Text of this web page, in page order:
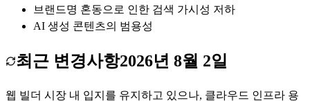
브랜드명 혼동으로 인한 검색 가시성 저하
AI 생성 콘텐츠의 범용성
최근 변경사항2026년 8월 2일
웹 빌더 시장 내 입지를 유지하고 있으나, 클라우드 인프라 용